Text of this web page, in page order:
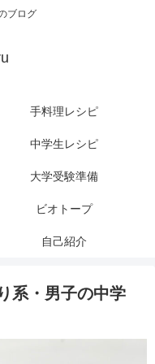
ブログ
手料理レシピ
中学生レシピ
大学受験準備
ビオトープ
自己紹介
系・男子の中学